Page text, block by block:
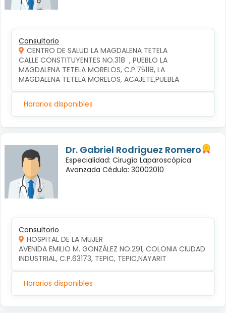
Consultorio
CENTRO DE SALUD LA MAGDALENA TETELA
CALLE CONSTITUYENTES NO.318  , PUEBLO LA
MAGDALENA TETELA MORELOS, C.P.75118, LA
MAGDALENA TETELA MORELOS, ACAJETE,PUEBLA
Horarios disponibles
Dr. Gabriel Rodriguez Romero
Especialidad: Cirugía Laparoscópica
Avanzada Cédula: 30002010
Consultorio
HOSPITAL DE LA MUJER
AVENIDA EMILIO M. GONZÁLEZ NO.291, COLONIA CIUDAD
INDUSTRIAL, C.P.63173, TEPIC, TEPIC,NAYARIT
Horarios disponibles